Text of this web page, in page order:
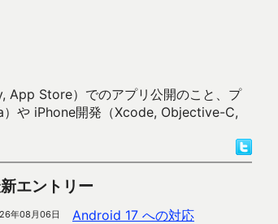
App Store）でのアプリ公開のこと、プ
）や iPhone開発（Xcode, Objective-C,
エントリー
年08月06日 Android 17 への対応